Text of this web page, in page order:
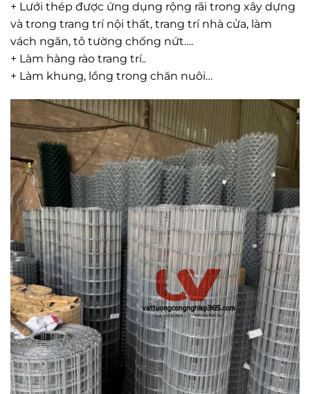
+ Lưới thép được ứng dụng rộng rãi trong xây dựng
và trong trang trí nội thất, trang trí nhà cửa, làm
vách ngăn, tô tường chống nứt….
+ Làm hàng rào trang trí..
+ Làm khung, lồng trong chăn nuôi…